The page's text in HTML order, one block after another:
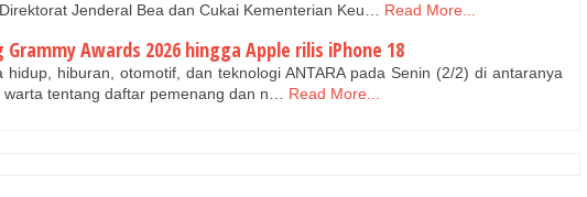
Jenderal Bea dan Cukai Kementerian Keu…
Read More...
Grammy Awards 2026 hingga Apple rilis iPhone 18
hidup, hiburan, otomotif, dan teknologi ANTARA pada Senin (2/2) di antaranya
warta tentang daftar pemenang dan n…
Read More...